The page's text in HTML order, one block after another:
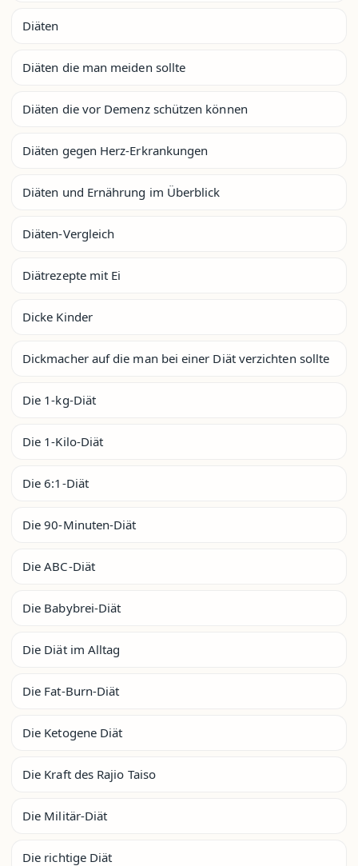
Diäten
Diäten die man meiden sollte
Diäten die vor Demenz schützen können
Diäten gegen Herz-Erkrankungen
Diäten und Ernährung im Überblick
Diäten-Vergleich
Diätrezepte mit Ei
Dicke Kinder
Dickmacher auf die man bei einer Diät verzichten sollte
Die 1-kg-Diät
Die 1-Kilo-Diät
Die 6:1-Diät
Die 90-Minuten-Diät
Die ABC-Diät
Die Babybrei-Diät
Die Diät im Alltag
Die Fat-Burn-Diät
Die Ketogene Diät
Die Kraft des Rajio Taiso
Die Militär-Diät
Die richtige Diät